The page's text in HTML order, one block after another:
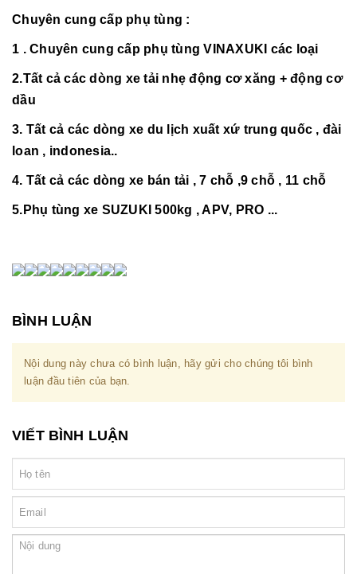
Chuyên cung cấp phụ tùng :
1 . Chuyên cung cấp phụ tùng VINAXUKI các loại
2.Tất cả các dòng xe tải nhẹ động cơ xăng + động cơ
dầu
3. Tất cả các dòng xe du lịch xuất xứ trung quốc , đài
loan , indonesia..
4. Tất cả các dòng xe bán tải , 7 chỗ ,9 chỗ , 11 chỗ
5.Phụ tùng xe SUZUKI 500kg , APV, PRO ...
BÌNH LUẬN
Nội dung này chưa có bình luận, hãy gửi cho chúng tôi bình
luận đầu tiên của bạn.
VIẾT BÌNH LUẬN